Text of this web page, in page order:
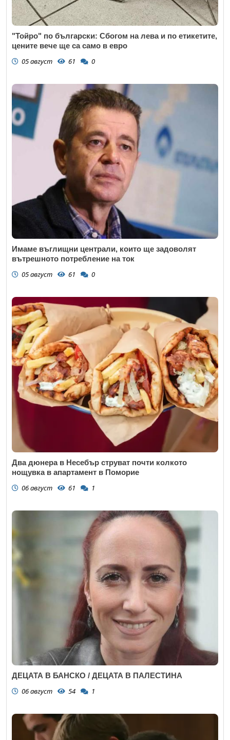
"Тойро" по български: Сбогом на лева и по етикетите,
цените вече ще са само в евро
05 август 61 0
Имаме въглищни централи, които ще задоволят
вътрешното потребление на ток
05 август 61 0
Два дюнера в Несебър струват почти колкото
нощувка в апартамент в Поморие
06 август 61 1
ДЕЦАТА В БАНСКО / ДЕЦАТА В ПАЛЕСТИНА
06 август 54 1